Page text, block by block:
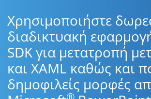
Χρησιμοποιήστε
διαδικτυακή
SDK για μετατροπή
και XAML καθώς και
δημοφιλείς μορφές